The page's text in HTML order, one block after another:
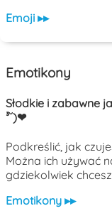
Emoji ▸▸
Emotikony
Słodkie i zabawne
³˘)❤
Podkreślić, jak
Można ich używać
gdziekolwiek
Emotikony ▸▸